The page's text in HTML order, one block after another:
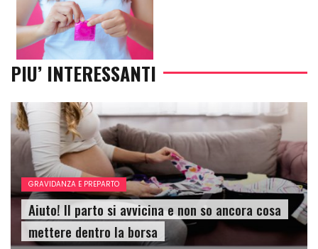
PIU’ INTERESSANTI
GRAVIDANZA E PREPARTO
Aiuto! Il parto si avvicina e non so ancora cosa
mettere dentro la borsa